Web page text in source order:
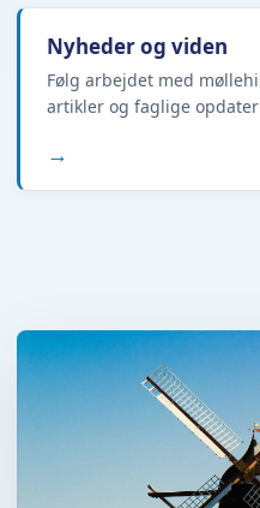
Nyheder og viden
Følg arbejdet med
artikler og faglige
→